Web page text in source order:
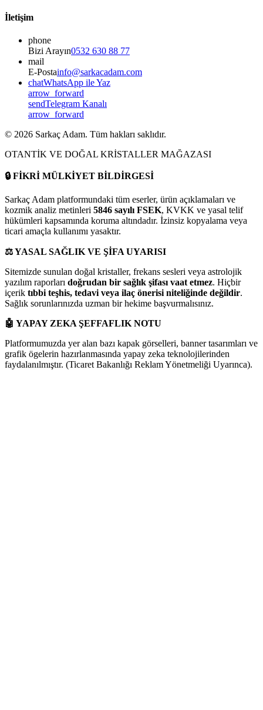
İletişim
phone
Bizi Arayın0532 630 88 77
mail
E-Postainfo@sarkacadam.com
chatWhatsApp ile Yaz
arrow_forward
sendTelegram Kanalı
arrow_forward
© 2026 Sarkaç Adam. Tüm hakları saklıdır.
OTANTİK VE DOĞAL KRİSTALLER MAĞAZASI
🔒FİKRİ MÜLKİYET BİLDİRGESİ
Sarkaç Adam platformundaki tüm eserler, ürün açıklamaları ve
kozmik analiz metinleri 5846 sayılı FSEK, KVKK ve yasal telif
hükümleri kapsamında koruma altındadır. İzinsiz kopyalama veya
ticari amaçla kullanımı yasaktır.
⚖️YASAL SAĞLIK VE ŞİFA UYARISI
Sitemizde sunulan doğal kristaller, frekans sesleri veya astrolojik
yazılım raporları doğrudan bir sağlık şifası vaat etmez. Hiçbir
içerik tıbbi teşhis, tedavi veya ilaç önerisi niteliğinde değildir.
Sağlık sorunlarınızda uzman bir hekime başvurmalısınız.
🤖 YAPAY ZEKA ŞEFFAFLIK NOTU
Platformumuzda yer alan bazı kapak görselleri, banner tasarımları ve
grafik ögelerin hazırlanmasında yapay zeka teknolojilerinden
faydalanılmıştır. (Ticaret Bakanlığı Reklam Yönetmeliği Uyarınca).